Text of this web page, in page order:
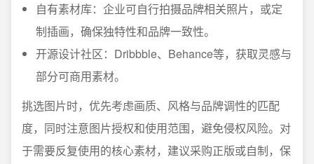
自有素材库：企业可自行拍摄品牌相关照片，或定
制插画，确保独特性和品牌一致性。
开源设计社区：Dribbble、Behance等，获取灵感与
部分可商用素材。
挑选图片时，优先考虑画质、风格与品牌调性的匹配
度，同时注意图片授权和使用范围，避免侵权风险。对
于需要反复使用的核心素材，建议采购正版或自制，保